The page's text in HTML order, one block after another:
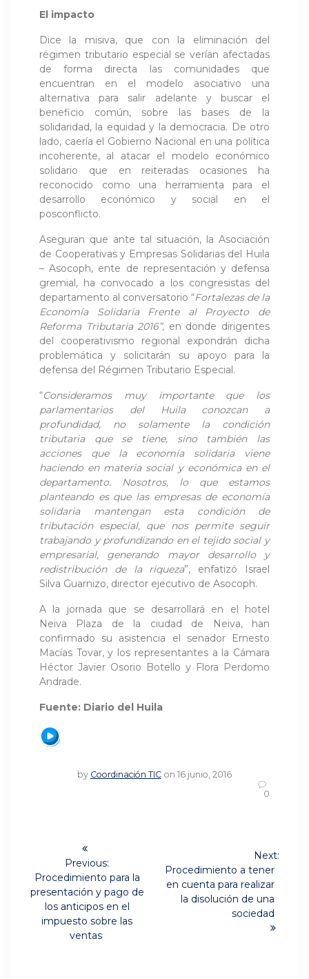
El impacto
Dice la misiva, que con la eliminación del
régimen tributario especial se verían afectadas
de forma directa las comunidades que
encuentran en el modelo asociativo una
alternativa para salir adelante y buscar el
beneficio común, sobre las bases de la
solidaridad, la equidad y la democracia. De otro
lado, caería el Gobierno Nacional en una política
incoherente, al atacar el modelo económico
solidario que en reiteradas ocasiones ha
reconocido como una herramienta para el
desarrollo económico y social en el
posconflicto.
Aseguran que ante tal situación, la Asociación
de Cooperativas y Empresas Solidarias del Huila
– Asocoph, ente de representación y defensa
gremial, ha convocado a los congresistas del
departamento al conversatorio “Fortalezas de la
Economía Solidaria Frente al Proyecto de
Reforma Tributaria 2016”, en donde dirigentes
del cooperativismo regional expondrán dicha
problemática y solicitarán su apoyo para la
defensa del Régimen Tributario Especial.
“Consideramos muy importante que los
parlamentarios del Huila conozcan a
profundidad, no solamente la condición
tributaria que se tiene, sino también las
acciones que la economía solidaria viene
haciendo en materia social y económica en el
departamento. Nosotros, lo que estamos
planteando es que las empresas de economía
solidaria mantengan esta condición de
tributación especial, que nos permite seguir
trabajando y profundizando en el tejido social y
empresarial, generando mayor desarrollo y
redistribución de la riqueza”, enfatizó Israel
Silva Guarnizo, director ejecutivo de Asocoph.
A la jornada que se desarrollará en el hotel
Neiva Plaza de la ciudad de Neiva, han
confirmado su asistencia el senador Ernesto
Macías Tovar, y los representantes a la Cámara
Héctor Javier Osorio Botello y Flora Perdomo
Andrade.
Fuente: Diario del Huila
by Coordinación TIC on 16 junio, 2016
0
Navegación
entradas
Previous:
Previous
post:
Procedimiento para la
presentación y pago de
los anticipos en el
impuesto sobre las
ventas
Next:
Next
post:
Procedimiento a tener
en cuenta para realizar
la disolución de una
sociedad